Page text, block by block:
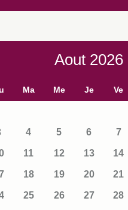
Aout 2026
Ma Me Je Ve
4 5 6 7
11 12 13 14
18 19 20 21
25 26 27 28